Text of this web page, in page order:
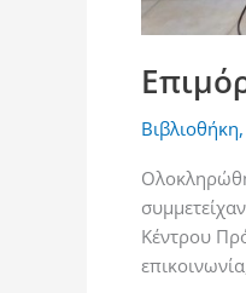
Βιβλιοθήκη,
Κέντρου